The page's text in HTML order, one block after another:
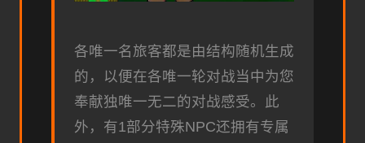
各唯一名旅客都是由结构随机生成
的，以便在各唯一轮对战当中为您
奉献独唯一无二的对战感受。此
外，有1部分特殊NPC还拥有专属